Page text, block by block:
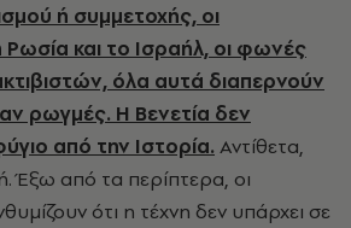
ή συμμετοχής, οι
Ρωσία και το Ισραήλ, οι φωνές
όλα αυτά διαπερνούν
ρωγμές. Η Βενετία δεν
από την Ιστορία. Αντίθετα,
Έξω από τα περίπτερα, οι
ότι η τέχνη δεν υπάρχει σε